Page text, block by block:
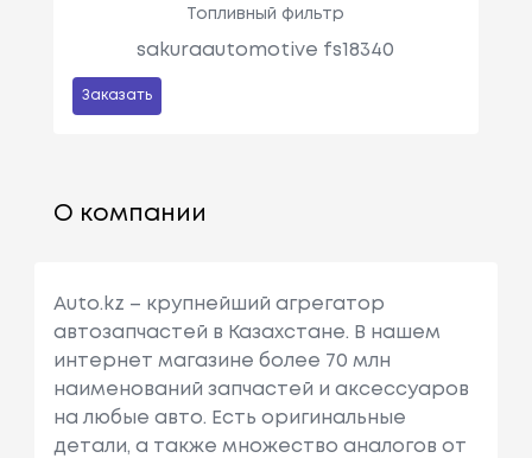
Топливный фильтр
sakuraautomotive fs18340
Заказать
О компании
Auto.kz – крупнейший агрегатор
автозапчастей в Казахстане. В нашем
интернет магазине более 70 млн
наименований запчастей и аксессуаров
на любые авто. Есть оригинальные
детали, а также множество аналогов от